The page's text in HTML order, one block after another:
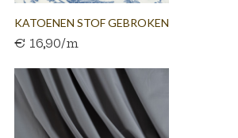
KATOENEN STOF GEBROKEN
WIT...
€ 16,90/m